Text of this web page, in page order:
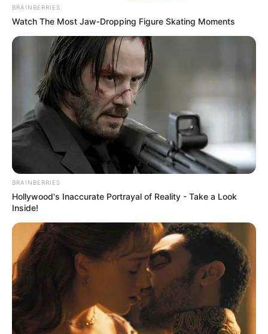
BRAINBERRIES
Watch The Most Jaw‑Dropping Figure Skating Moments
BRAINBERRIES
Hollywood's Inaccurate Portrayal of Reality - Take a Look
Inside!